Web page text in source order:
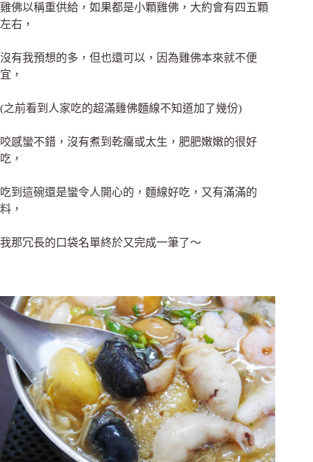
雞佛以稱重供給，如果都是小顆雞佛，大約會有四五顆
左右，
沒有我預想的多，但也還可以，因為雞佛本來就不便
宜，
(之前看到人家吃的超滿雞佛麵線不知道加了幾份)
咬感蠻不錯，沒有煮到乾癟或太生， 肥肥嫩嫩的很好
吃，
吃到這碗還是蠻令人開心的， 麵線好吃，又有滿滿的
料，
我那冗長的口袋名單終於又完成一筆了～